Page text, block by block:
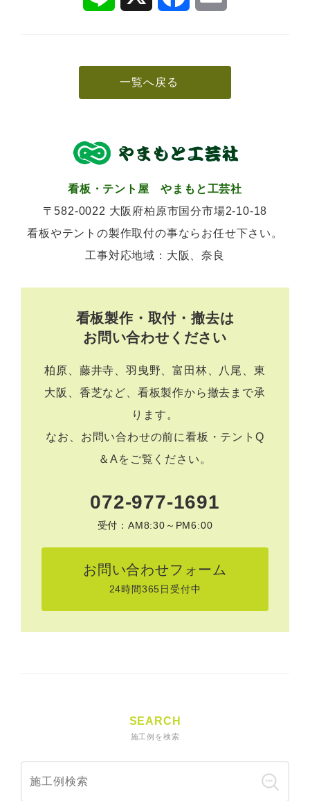
n
c
一覧へ戻る
看板・テント屋 やまもと工芸社
〒582-0022 大阪府柏原市国分市場2-10-18
看板やテントの製作取付の事ならお任せ下さい。
工事対応地域：大阪、奈良
看板製作・取付・撤去は
お問い合わせください
柏原、藤井寺、羽曳野、富田林、八尾、東
大阪、香芝など、看板製作から撤去まで承
ります。
なお、お問い合わせの前に看板・テントQ
＆A をご覧ください。
072-977-1691
受付：AM8:30～PM6:00
お問い合わせフォーム
24時間365日受付中
SEARCH
施工例を検索